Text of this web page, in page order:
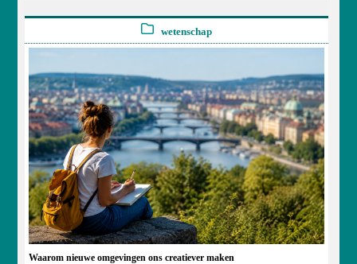
wetenschap
Waarom nieuwe omgevingen ons creatiever maken